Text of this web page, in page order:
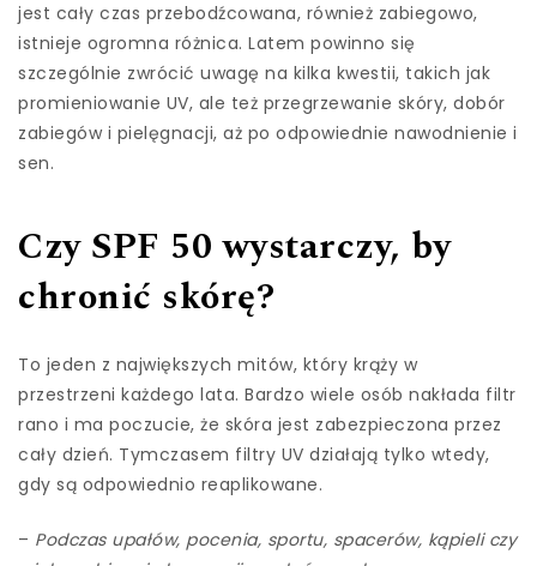
jest cały czas przebodźcowana, również zabiegowo,
istnieje ogromna różnica. Latem powinno się
szczególnie zwrócić uwagę na kilka kwestii, takich jak
promieniowanie UV, ale też przegrzewanie skóry, dobór
zabiegów i pielęgnacji, aż po odpowiednie nawodnienie i
sen.
Czy SPF 50 wystarczy, by
chronić skórę?
To jeden z największych mitów, który krąży w
przestrzeni każdego lata. Bardzo wiele osób nakłada filtr
rano i ma poczucie, że skóra jest zabezpieczona przez
cały dzień. Tymczasem filtry UV działają tylko wtedy,
gdy są odpowiednio reaplikowane.
– Podczas upałów, pocenia, sportu, spacerów, kąpieli czy